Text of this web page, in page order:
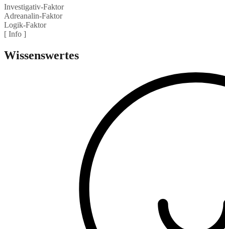
Investigativ-Faktor
Adreanalin-Faktor
Logik-Faktor
[ Info ]
Wissenswertes